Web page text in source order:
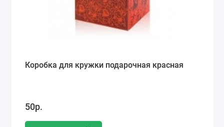
Коробка для кружки подарочная красная
50р.